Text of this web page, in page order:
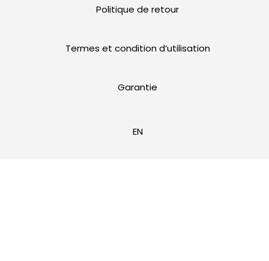
Politique de retour
Termes et condition d’utilisation
Garantie
EN